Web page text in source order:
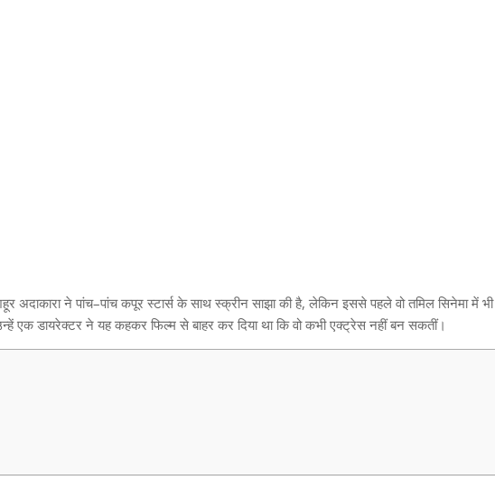
अदाकारा ने पांच–पांच कपूर स्टार्स के साथ स्क्रीन साझा की है,लेकिन इससे पहले वो तमिल सिनेमा में भी
डायरेक्टर ने यह कहकर फिल्म से बाहर कर दिया था कि वो कभी एक्ट्रेस नहीं बन सकतीं।